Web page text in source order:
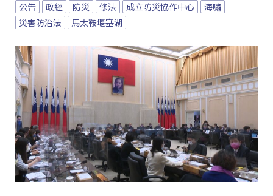
公告 政經 防災 修法 成立防災協作中心
海嘯
災害防治法
馬太鞍堰塞湖